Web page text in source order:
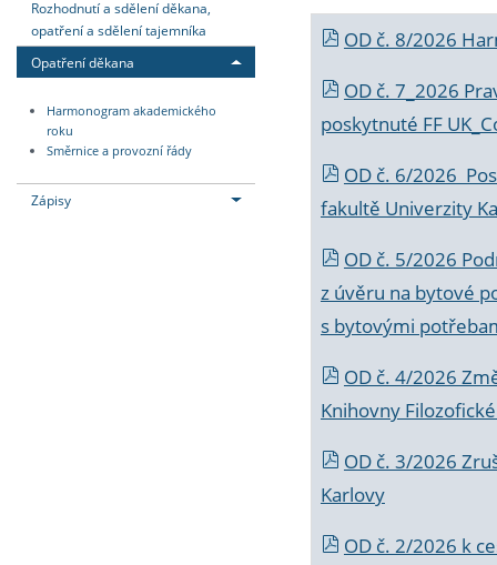
Rozhodnutí a sdělení děkana,
opatření a sdělení tajemníka
Opatření děkana
Harmonogram akademického
roku
Směrnice a provozní řády
Zápisy
OD č. 8/2026
OD č. 7_2026
poskytnuté FF
OD č. 6/2026
fakultě Univerzity
OD č. 5/2026
z úvěru na bytové
s bytovými
OD č. 4/2026
Knihovny
OD č. 3/2026
Karlovy
OD č. 2/2026 k